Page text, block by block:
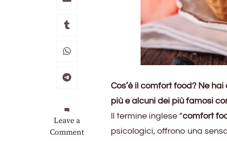
Leave a
Comment
on
Cos’è
Cos’è il comfort food? Ne
più e alcuni dei più famosi
Il termine inglese “comfort
psicologici, offrono una